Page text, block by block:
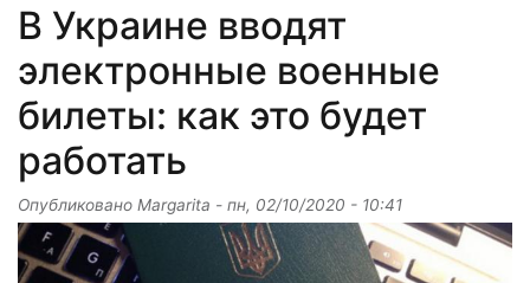
В Украине вводят
электронные военные
билеты: как это будет
работать
Опубликовано Margarita - пн, 02/10/2020 - 10:41